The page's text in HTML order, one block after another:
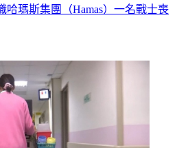
瑪斯集團（Hamas）一名戰士喪